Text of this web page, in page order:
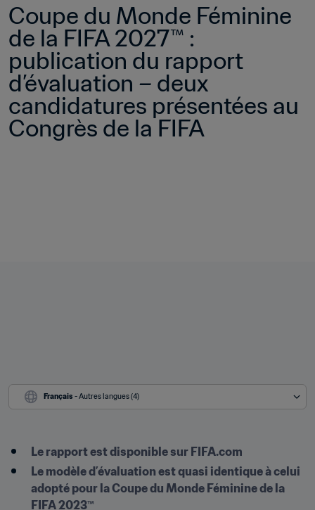
Coupe du Monde Féminine
de la FIFA 2027™ :
publication du rapport
d’évaluation – deux
candidatures présentées au
Congrès de la FIFA
Français - Autres langues (4)
Le rapport est disponible sur FIFA.com
Le modèle d’évaluation est quasi identique à celui
adopté pour la Coupe du Monde Féminine de la
FIFA 2023™